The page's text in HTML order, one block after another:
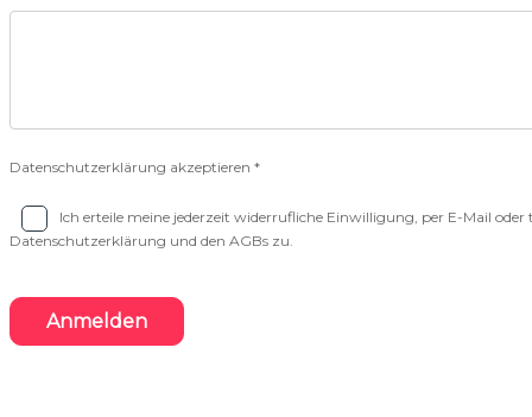
Datenschutzerklärung akzeptieren *
Ich erteile meine jederzeit widerrufliche Einwilligung, per E-Mail
Datenschutzerklärung und den AGBs zu.